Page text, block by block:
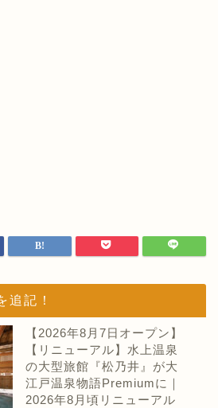
追記！
【2026年8月7日オープン】
【リニューアル】水上温泉
の大型旅館『松乃井』が大
江戸温泉物語Premiumに｜
2026年8月頃リニューアル